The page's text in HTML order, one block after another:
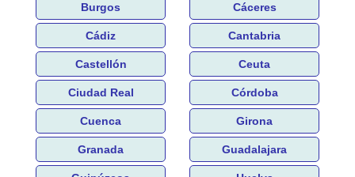
Burgos Cáceres
Cádiz Cantabria
Castellón Ceuta
Ciudad Real Córdoba
Cuenca Girona
Granada Guadalajara